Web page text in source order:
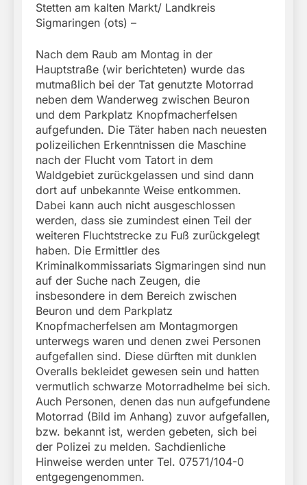
Stetten am kalten Markt/ Landkreis
Sigmaringen (ots) –
Nach dem Raub am Montag in der
Hauptstraße (wir berichteten) wurde das
mutmaßlich bei der Tat genutzte Motorrad
neben dem Wanderweg zwischen Beuron
und dem Parkplatz Knopfmacherfelsen
aufgefunden. Die Täter haben nach neuesten
polizeilichen Erkenntnissen die Maschine
nach der Flucht vom Tatort in dem
Waldgebiet zurückgelassen und sind dann
dort auf unbekannte Weise entkommen.
Dabei kann auch nicht ausgeschlossen
werden, dass sie zumindest einen Teil der
weiteren Fluchtstrecke zu Fuß zurückgelegt
haben. Die Ermittler des
Kriminalkommissariats Sigmaringen sind nun
auf der Suche nach Zeugen, die
insbesondere in dem Bereich zwischen
Beuron und dem Parkplatz
Knopfmacherfelsen am Montagmorgen
unterwegs waren und denen zwei Personen
aufgefallen sind. Diese dürften mit dunklen
Overalls bekleidet gewesen sein und hatten
vermutlich schwarze Motorradhelme bei sich.
Auch Personen, denen das nun aufgefundene
Motorrad (Bild im Anhang) zuvor aufgefallen,
bzw. bekannt ist, werden gebeten, sich bei
der Polizei zu melden. Sachdienliche
Hinweise werden unter Tel. 07571/104-0
entgegengenommen.